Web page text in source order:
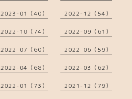
2023-01（40） 2022-12（54）
2022-10（74） 2022-09（61）
2022-07（60） 2022-06（59）
2022-04（68） 2022-03（62）
2022-01（73） 2021-12（79）